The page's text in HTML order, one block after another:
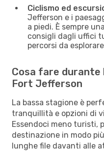
Ciclismo ed
Jefferson e i
a piedi. È sempre
consigli dagli uffici
percorsi da
Cosa fare durante
Fort Jefferson
La bassa stagione è
tranquillità e opzioni di
Essendoci meno turisti,
destinazione in modo
lunghe file davanti alle